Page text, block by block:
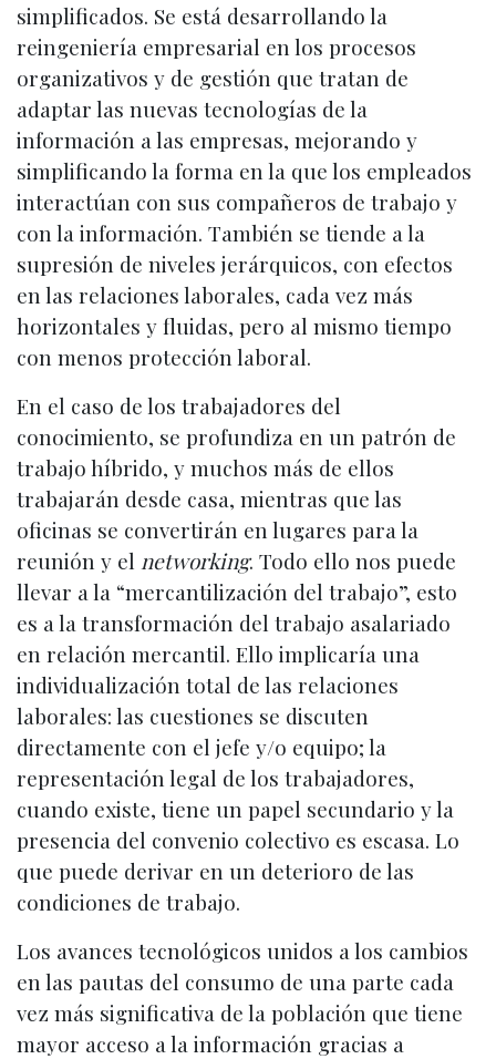
simplificados. Se está desarrollando la
reingeniería empresarial en los procesos
organizativos y de gestión que tratan de
adaptar las nuevas tecnologías de la
información a las empresas, mejorando y
simplificando la forma en la que los empleados
interactúan con sus compañeros de trabajo y
con la información. También se tiende a la
supresión de niveles jerárquicos, con efectos
en las relaciones laborales, cada vez más
horizontales y fluidas, pero al mismo tiempo
con menos protección laboral.
En el caso de los trabajadores del
conocimiento, se profundiza en un patrón de
trabajo híbrido, y muchos más de ellos
trabajarán desde casa, mientras que las
oficinas se convertirán en lugares para la
reunión y el networking. Todo ello nos puede
llevar a la “mercantilización del trabajo”, esto
es a la transformación del trabajo asalariado
en relación mercantil. Ello implicaría una
individualización total de las relaciones
laborales: las cuestiones se discuten
directamente con el jefe y/o equipo; la
representación legal de los trabajadores,
cuando existe, tiene un papel secundario y la
presencia del convenio colectivo es escasa. Lo
que puede derivar en un deterioro de las
condiciones de trabajo.
Los avances tecnológicos unidos a los cambios
en las pautas del consumo de una parte cada
vez más significativa de la población que tiene
mayor acceso a la información gracias a